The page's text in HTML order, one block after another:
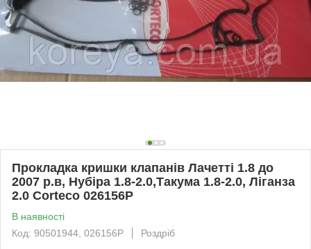
Прокладка кришки клапанів Лачетті 1.8 до
2007 р.в, Нубіра 1.8-2.0,Такума 1.8-2.0, Ліганза
2.0 Corteco 026156P
В наявності
Код: 90501944, 026156P
Роздріб